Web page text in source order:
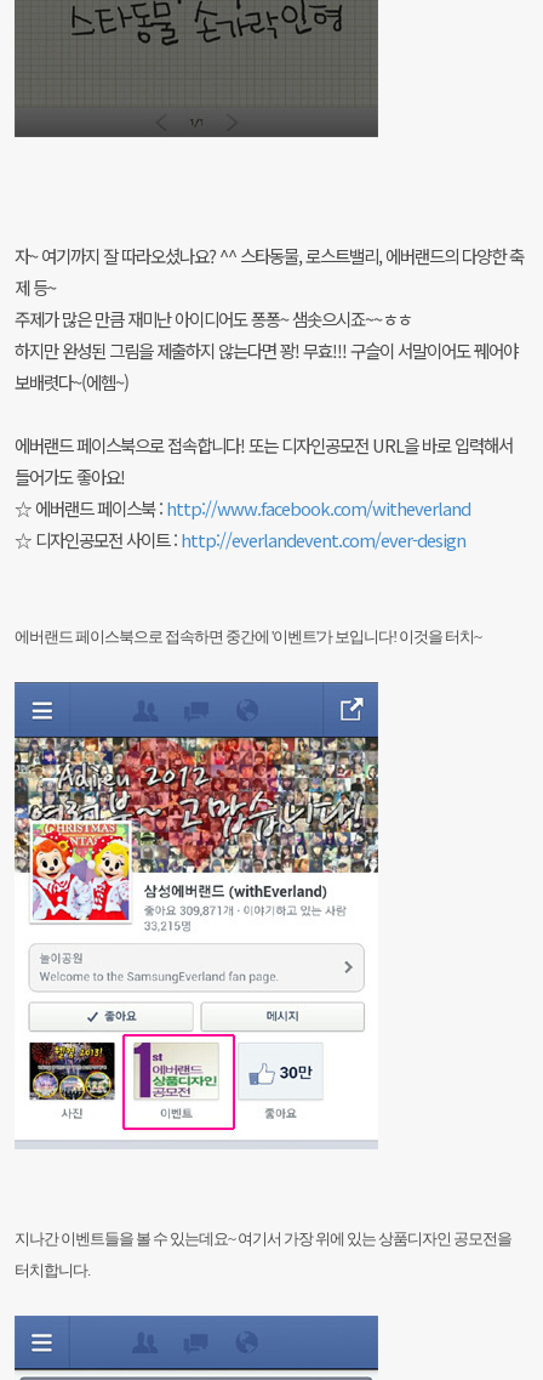
자~ 여기까지 잘 따라오셨나요? ^^ 스타동물, 로스트밸리, 에버랜드의 다양한 축
제 등~
주제가 많은 만큼 재미난 아이디어도 퐁퐁~ 샘솟으시죠~~ㅎㅎ
하지만 완성된 그림을 제출하지 않는다면 꽝! 무효!!! 구슬이 서말이어도 꿰어야
보배렷다~(에헴~)
에버랜드 페이스북으로 접속합니다! 또는 디자인공모전 URL을 바로 입력해서
들어가도 좋아요!
☆ 에버랜드 페이스북 :http://www.facebook.com/witheverland
☆ 디자인공모전 사이트 :http://everlandevent.com/ever-design
에버랜드 페이스북으로 접속하면 중간에'이벤트'가 보입니다! 이것을 터치~
지나간 이벤트들을 볼 수 있는데요~여기서 가장 위에 있는 상품디자인 공모전을
터치합니다.